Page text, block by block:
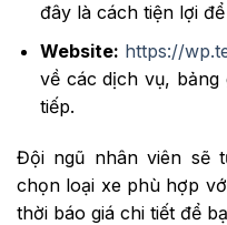
đây là cách tiện lợi
Website: https://
về các dịch vụ,
tiếp.
Đội ngũ nhân viên sẽ
chọn loại xe phù hợp
thời báo giá chi tiết để